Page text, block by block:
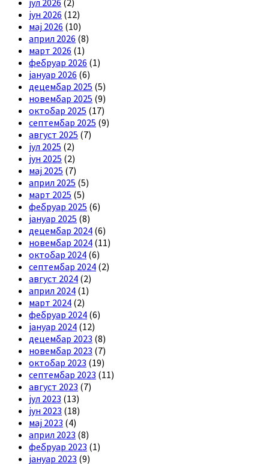
јун 2026 (12)
мај 2026 (10)
април 2026 (8)
март 2026 (1)
фебруар 2026 (1)
јануар 2026 (6)
децембар 2025 (5)
новембар 2025 (9)
октобар 2025 (17)
септембар 2025 (9)
август 2025 (7)
јул 2025 (2)
јун 2025 (2)
мај 2025 (7)
април 2025 (5)
март 2025 (5)
фебруар 2025 (6)
јануар 2025 (8)
децембар 2024 (6)
новембар 2024 (11)
октобар 2024 (6)
септембар 2024 (2)
август 2024 (2)
април 2024 (1)
март 2024 (2)
фебруар 2024 (6)
јануар 2024 (12)
децембар 2023 (8)
новембар 2023 (7)
октобар 2023 (19)
септембар 2023 (11)
август 2023 (7)
јул 2023 (13)
јун 2023 (18)
мај 2023 (4)
април 2023 (8)
фебруар 2023 (1)
јануар 2023 (9)